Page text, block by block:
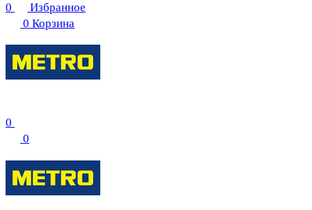
0
Избранное
0 Корзина
0
0